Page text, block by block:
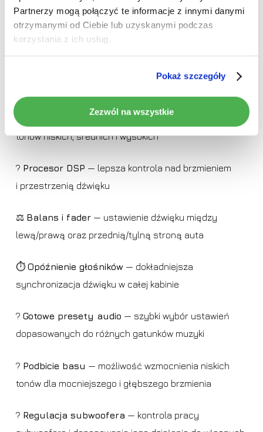
Partnerzy mogą połączyć te informacje z innymi danymi
otrzymanymi od Ciebie lub uzyskanymi podczas
korzystania z ich usług.
Pokaż szczegóły
Zezwól na wszystkie
Dopasuj brzmienie do własnych preferencji dzięki
rozbudowanemu procesorowi
, aby
?️ Zaawansowany equalizer— precyzyjna regulacja
tonów niskich, średnich i wysokich
? Procesor DSP — lepsza kontrola nad brzmieniem
i przestrzenią dźwięku
⚖️ Balans i fader— ustawienie dźwięku między
lewą/prawą oraz przednią/tylną stroną auta
⏱️ Opóźnienie głośników— dokładniejsza
synchronizacja dźwięku w całej kabinie
? Gotowe presety audio — szybki wybór ustawień
dopasowanych do różnych gatunków muzyki
? Podbicie basu — możliwość wzmocnienia niskich
tonów dla mocniejszego i głębszego brzmienia
? Regulacja subwoofera — kontrola pracy